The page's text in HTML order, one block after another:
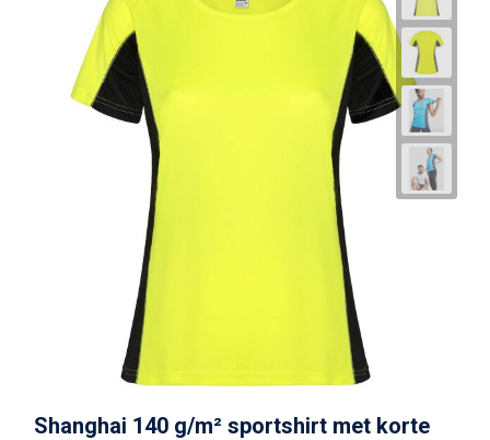
Shanghai 140 g/m² sportshirt met korte